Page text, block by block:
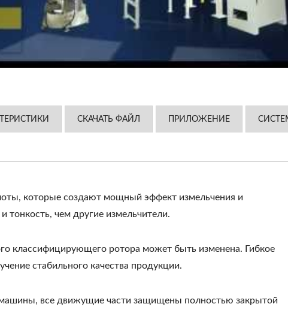
СКАЧАТЬ ФАЙЛ ПРИЛОЖЕНИЕ
которые создают мощный эффект измельчения и
тонкость, чем другие измельчители.
классифицирующего ротора может быть изменена. Гибкое
стабильного качества продукции.
все движущие части защищены полностью закрытой